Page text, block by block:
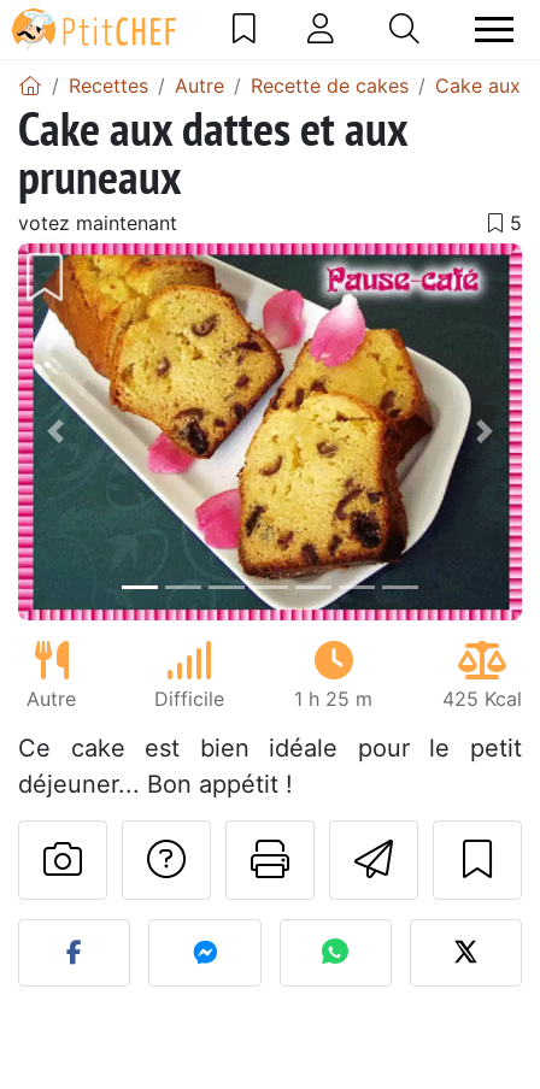
Recettes Autre Recette de cakes Cake aux
Cake aux dattes et aux
pruneaux
votez maintenant
Précédent
Autre Difficile 1 h 25 m 425 Kcal
Ce cake est bien idéale pour le petit
déjeuner... Bon appétit !
Imprimer
Poser une
Publier votre photo de